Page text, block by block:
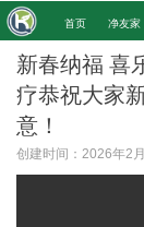
. 首页 净友家
新春纳福 喜
疗恭祝大家
意！
创建时间： 2026年2